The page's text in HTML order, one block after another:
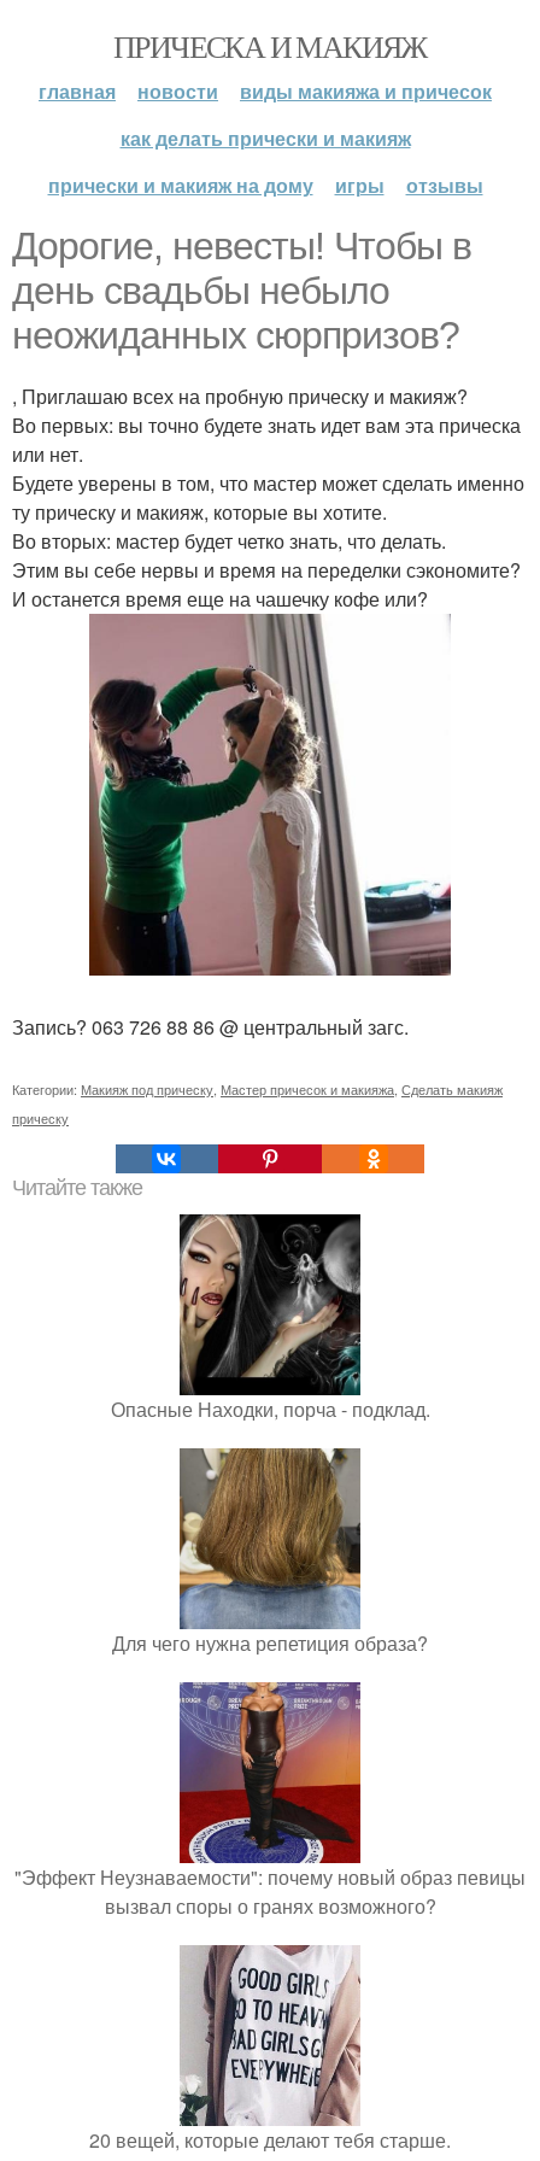
ПРИЧЕСКА И МАКИЯЖ
главная новости
виды макияжа и причесок
как делать прически и макияж
прически и макияж на дому
игры отзывы
Дорогие, невесты! Чтобы в
день свадьбы небыло
неожиданных сюрпризов?
, Приглашаю всех на пробную прическу и макияж?
Во первых: вы точно будете знать идет вам эта прическа
или нет.
Будете уверены в том, что мастер может сделать именно
ту прическу и макияж, которые вы хотите.
Во вторых: мастер будет четко знать, что делать.
Этим вы себе нервы и время на переделки сэкономите?
И останется время еще на чашечку кофе или?
Запись? 063 726 88 86 @ центральный загс.
Категории: Макияж под прическу Мастер причесок и макияжа Сделать макияж
прическу
Читайте также
Опасные Находки, порча - подклад.
Для чего нужна репетиция образа?
"Эффект Неузнаваемости": почему новый образ певицы
вызвал споры о гранях возможного?
20 вещей, которые делают тебя старше.